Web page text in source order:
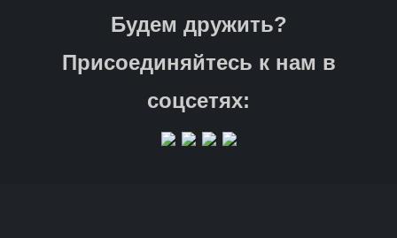
Будем дружить?
Присоединяйтесь к нам в
соцсетях: